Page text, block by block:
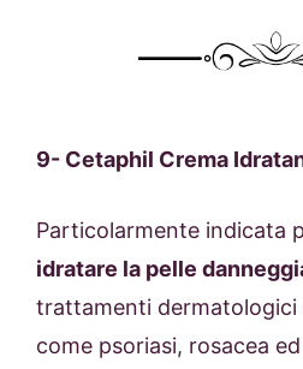
9- Cetaphil Crema
Particolarmente indicata
idratare la pelle
trattamenti dermatologici
come psoriasi, rosacea